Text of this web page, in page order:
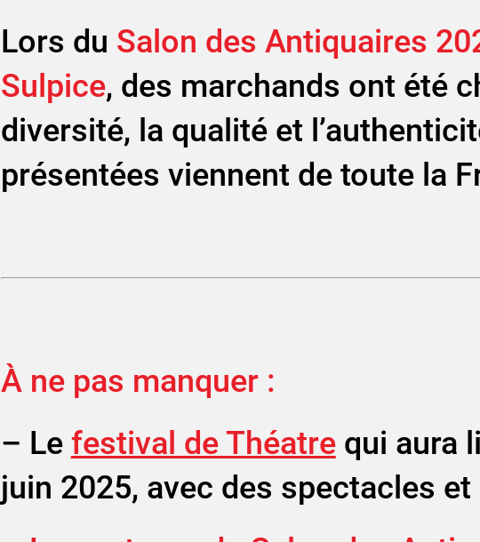
Lors du Salon des Antiquaires
Sulpice, des marchands ont été
diversité, la qualité et
présentées viennent de toute la
À ne pas manquer :
– Le festival de Théatrequi aura
juin 2025, avec des spectacles et